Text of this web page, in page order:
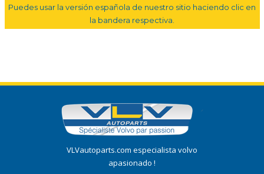
Puedes usar la versión española de nuestro sitio haciendo clic en
la bandera respectiva.
VLVautoparts.com especialista volvo
apasionado !